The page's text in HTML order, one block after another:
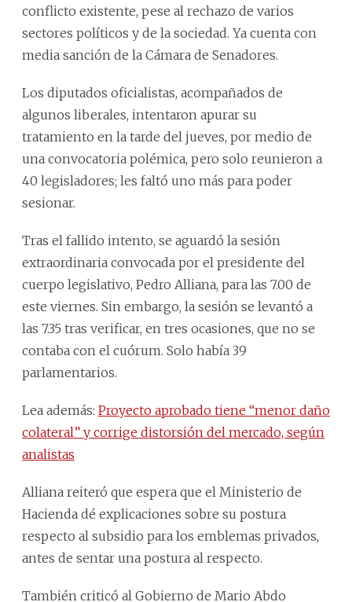
conflicto existente, pese al rechazo de varios
sectores políticos y de la sociedad. Ya cuenta con
media sanción de la Cámara de Senadores.
Los diputados oficialistas, acompañados de
algunos liberales, intentaron apurar su
tratamiento en la tarde del jueves, por medio de
una convocatoria polémica, pero solo reunieron a
40 legisladores; les faltó uno más para poder
sesionar.
Tras el fallido intento, se aguardó la sesión
extraordinaria convocada por el presidente del
cuerpo legislativo, Pedro Alliana, para las 7.00 de
este viernes. Sin embargo, la sesión se levantó a
las 7.35 tras verificar, en tres ocasiones, que no se
contaba con el cuórum. Solo había 39
parlamentarios.
Lea además: Proyecto aprobado tiene “menor daño
colateral” y corrige distorsión del mercado, según
analistas
Alliana reiteró que espera que el Ministerio de
Hacienda dé explicaciones sobre su postura
respecto al subsidio para los emblemas privados,
antes de sentar una postura al respecto.
También criticó al Gobierno de Mario Abdo